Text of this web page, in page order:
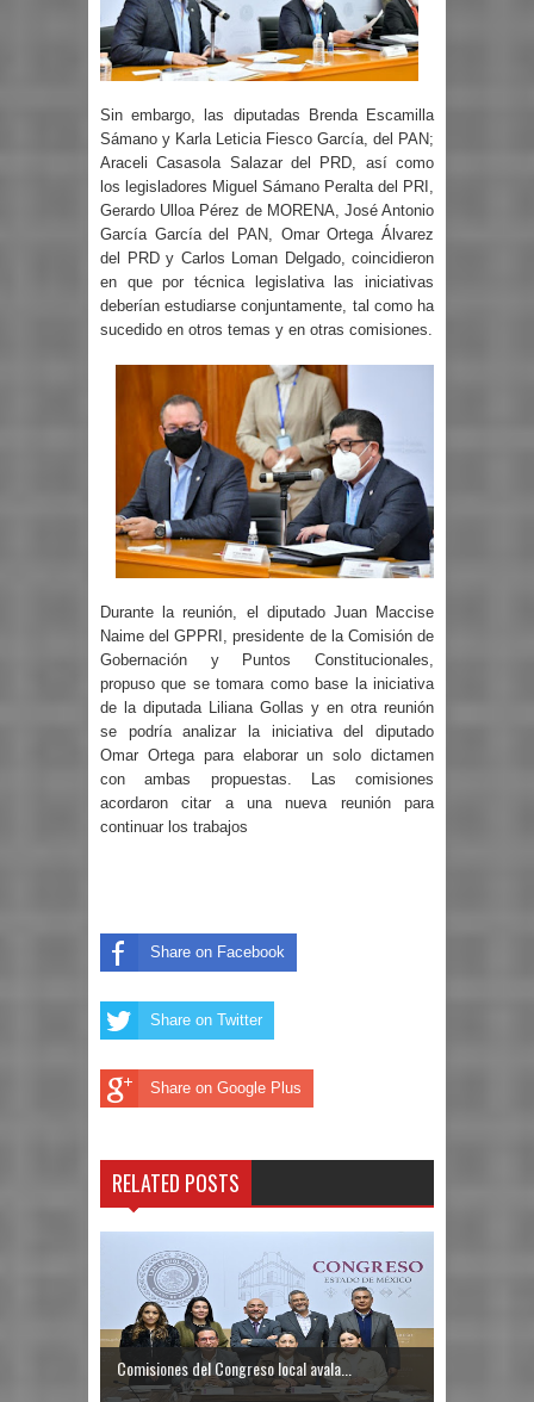
Sin embargo, las diputadas Brenda Escamilla
Sámano y Karla Leticia Fiesco García, del PAN;
Araceli Casasola Salazar del PRD, así como
los legisladores Miguel Sámano Peralta del PRI,
Gerardo Ulloa Pérez de MORENA, José Antonio
García García del PAN, Omar Ortega Álvarez
del PRD y Carlos Loman Delgado, coincidieron
en que por técnica legislativa las iniciativas
deberían estudiarse conjuntamente, tal como ha
sucedido en otros temas y en otras comisiones.
Durante la reunión, el diputado Juan Maccise
Naime del GPPRI, presidente de la Comisión de
Gobernación y Puntos Constitucionales,
propuso que se tomara como base la iniciativa
de la diputada Liliana Gollas y en otra reunión
se podría analizar la iniciativa del diputado
Omar Ortega para elaborar un solo dictamen
con ambas propuestas. Las comisiones
acordaron citar a una nueva reunión para
continuar los trabajos
Share on Facebook
Share on Twitter
Share on Google Plus
RELATED POSTS
Comisiones del Congreso local avala...